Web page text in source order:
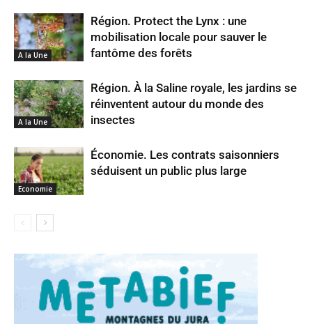
A la Une
Région. Protect the Lynx : une
mobilisation locale pour sauver le
fantôme des forêts
A la Une
Région. À la Saline royale, les jardins se
réinventent autour du monde des
insectes
Economie
Économie. Les contrats saisonniers
séduisent un public plus large